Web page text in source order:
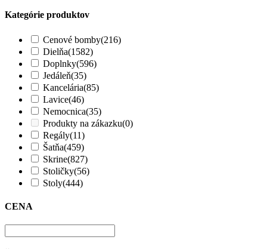
Kategórie produktov
Cenové bomby(216)
Dielňa(1582)
Doplnky(596)
Jedáleň(35)
Kancelária(85)
Lavice(46)
Nemocnica(35)
Produkty na zákazku(0)
Regály(11)
Šatňa(459)
Skrine(827)
Stoličky(56)
Stoly(444)
CENA